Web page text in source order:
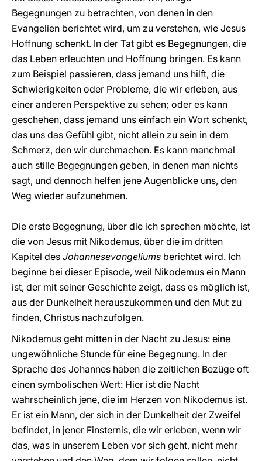
Begegnungen zu betrachten, von denen in den
Evangelien berichtet wird, um zu verstehen, wie Jesus
Hoffnung schenkt. In der Tat gibt es Begegnungen, die
das Leben erleuchten und Hoffnung bringen. Es kann
zum Beispiel passieren, dass jemand uns hilft, die
Schwierigkeiten oder Probleme, die wir erleben, aus
einer anderen Perspektive zu sehen; oder es kann
geschehen, dass jemand uns einfach ein Wort schenkt,
das uns das Gefühl gibt, nicht allein zu sein in dem
Schmerz, den wir durchmachen. Es kann manchmal
auch stille Begegnungen geben, in denen man nichts
sagt, und dennoch helfen jene Augenblicke uns, den
Weg wieder aufzunehmen.
Die erste Begegnung, über die ich sprechen möchte, ist
die von Jesus mit Nikodemus, über die im dritten
Kapitel des Johannesevangeliums berichtet wird. Ich
beginne bei dieser Episode, weil Nikodemus ein Mann
ist, der mit seiner Geschichte zeigt, dass es möglich ist,
aus der Dunkelheit herauszukommen und den Mut zu
finden, Christus nachzufolgen.
Nikodemus geht mitten in der Nacht zu Jesus: eine
ungewöhnliche Stunde für eine Begegnung. In der
Sprache des Johannes haben die zeitlichen Bezüge oft
einen symbolischen Wert: Hier ist die Nacht
wahrscheinlich jene, die im Herzen von Nikodemus ist.
Er ist ein Mann, der sich in der Dunkelheit der Zweifel
befindet, in jener Finsternis, die wir erleben, wenn wir
das, was in unserem Leben vor sich geht, nicht mehr